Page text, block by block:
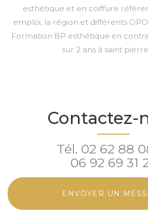
esthétique et en coiffure
emploi, la région et différents
Formation BP esthétique en
sur 2 ans à saint
Contactez-
Tél. 02 62 88
06 92 69 31
ENVOYER UN